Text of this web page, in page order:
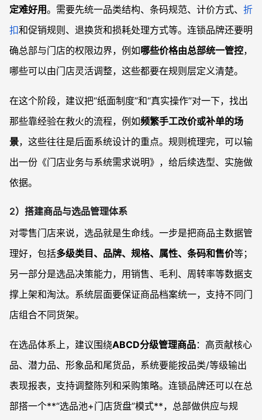
定难好用。需要先统一品类结构、条码规范、计价方式、 折
扣和促销规则、退换货和损耗处理方式等。连锁品牌还要明
确总部与门店的权限边界，例如哪些价格由总部统一管控，
哪些可以由门店灵活调整，这些都要在规则层定义清楚。
在这个阶段，建议把“纸面制度”和“真实操作”对一下，找出
那些靠经验在救火的流程，例如频繁手工改价或补单的场
景，这些往往是后面系统设计的重点。规则梳理完，可以输
出一份《门店业务与系统需求说明》，给后续选型、实施做
依据。
2）搭建商品与选品管理体系
对零售门店来说，选品就是生命线。一步是把商品主数据管
理好，包括多级类目、品牌、规格、属性、条码和售价等；
另一部分是选品决策能力，用销售、毛利、周转率等数据支
撑上架和淘汰。系统层面要保证商品档案统一，支持不同门
店组合不同货架。
在选品体系上，建议围绕ABCD分级管理商品：高贡献核心
品、潜力品、形象品和尾货品，系统要能按品类/等级输出
表现报表，支持调整陈列和采购策略。连锁品牌还可以在总
部搭一个**“选品池+门店货盘”模式**，总部做供应与规